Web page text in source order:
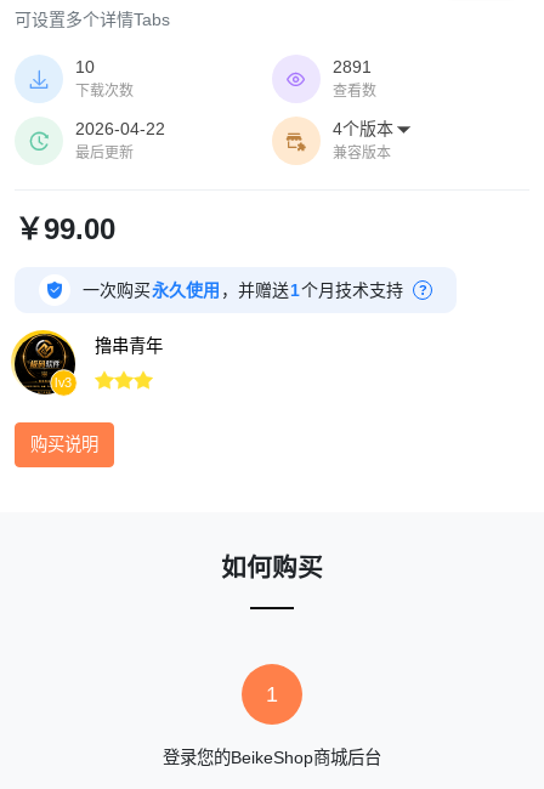
可设置多个详情Tabs

10
下载次数

2891
查看数

2026-04-22
最后更新

4个版本 
兼容版本
￥99.00
 一次购买永久使用 ，并赠送1个月技术支持 ?
lv3
撸串青年

购买说明
如何购买
1
登录您的BeikeShop商城后台